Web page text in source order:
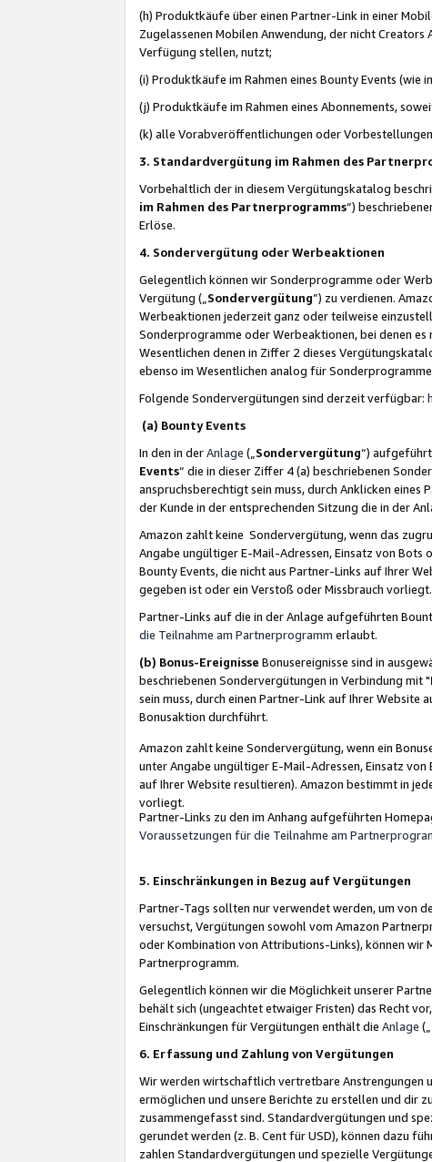
(h) Produktkäufe über einen Partner-Link in einer
Zugelassenen Mobilen Anwendung, der nicht
Verfügung stellen, nutzt;
(i) Produktkäufe im Rahmen eines Bounty Events
(j) Produktkäufe im Rahmen eines Abonnements,
(k) alle Vorabveröffentlichungen oder
3. Standardvergütung im Rahmen des
Vorbehaltlich der in diesem Vergütungskatalog
im Rahmen des Partnerprogramms“)
Erlöse.
4. Sondervergütung oder Werbeaktionen
Gelegentlich können wir Sonderprogramme oder
Vergütung („ Sondervergütung”) zu verdienen.
Werbeaktionen jederzeit ganz oder teilweise
Sonderprogramme oder Werbeaktionen, bei denen
Wesentlichen denen in Ziffer 2 dieses
ebenso im Wesentlichen analog für
Folgende Sondervergütungen sind derzeit verfügbar:
(a) Bounty Events
In den in derAnlage („ Sondervergütung“)
Events“ die in dieser Ziffer 4 (a) beschriebenen
anspruchsberechtigt sein muss, durch Anklicken
der Kunde in der entsprechenden Sitzung die in der
Amazon zahlt keine Sondervergütung, wenn das
Angabe ungültiger E-Mail-Adressen, Einsatz von
Bounty Events, die nicht aus Partner-Links auf Ihrer
gegeben ist oder ein Verstoß oder Missbrauch vorliegt.
Partner-Links auf die in der Anlage aufgeführten
die Teilnahme am Partnerprogramm erlaubt.
(b) Bonus-Ereignisse Bonusereignisse sind in
beschriebenen Sondervergütungen in Verbindung mit "
sein muss, durch einen Partner-Link auf Ihrer Website
Bonusaktion durchführt.
Amazon zahlt keine Sondervergütung, wenn ein
unter Angabe ungültiger E-Mail-Adressen, Einsatz
auf Ihrer Website resultieren). Amazon bestimmt in
vorliegt.
Partner-Links zu den im Anhang aufgeführten
Voraussetzungen für die Teilnahme am
5. Einschränkungen in Bezug auf Vergütungen
Partner-Tags sollten nur verwendet werden, um von
versuchst, Vergütungen sowohl vom Amazon
oder Kombination von Attributions-Links), können wir
Partnerprogramm.
Gelegentlich können wir die Möglichkeit unserer
behält sich (ungeachtet etwaiger Fristen) das Recht
Einschränkungen für Vergütungen enthält die Anlage („
6. Erfassung und Zahlung von Vergütungen
Wir werden wirtschaftlich vertretbare Anstrengungen
ermöglichen und unsere Berichte zu erstellen und dir
zusammengefasst sind. Standardvergütungen und
gerundet werden (z. B. Cent für USD), können dazu
zahlen Standardvergütungen und spezielle